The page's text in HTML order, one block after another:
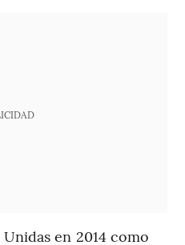
en 2014 como